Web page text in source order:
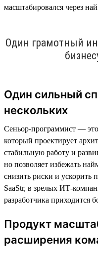
масштабировался через
Один грамотный
Один сильный
нескольких
Сеньор-программист — это
который проектирует
стабильную работу и
но позволяет избежать
снизить риски и ускорить
SaaStr, в зрелых ИТ-
разработчика приходится
Продукт
расширения